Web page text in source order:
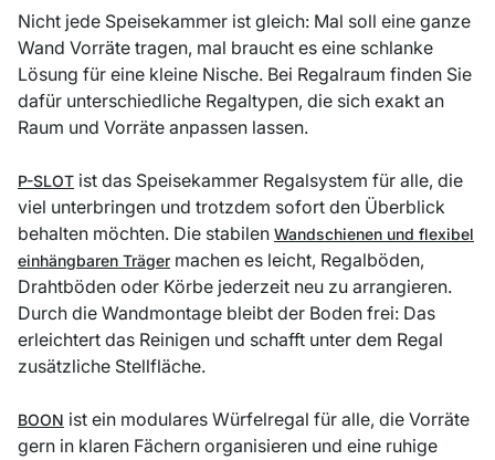
Nicht jede Speisekammer ist gleich: Mal soll eine ganze
Wand Vorräte tragen, mal braucht es eine schlanke
Lösung für eine kleine Nische. Bei Regalraum finden Sie
dafür unterschiedliche Regaltypen, die sich exakt an
Raum und Vorräte anpassen lassen.
P-SLOT ist das Speisekammer Regalsystem für alle, die
viel unterbringen und trotzdem sofort den Überblick
behalten möchten. Die stabilen Wandschienen und flexibel
einhängbaren Träger machen es leicht, Regalböden,
Drahtböden oder Körbe jederzeit neu zu arrangieren.
Durch die Wandmontage bleibt der Boden frei: Das
erleichtert das Reinigen und schafft unter dem Regal
zusätzliche Stellfläche.
BOON ist ein modulares Würfelregal für alle, die Vorräte
gern in klaren Fächern organisieren und eine ruhige